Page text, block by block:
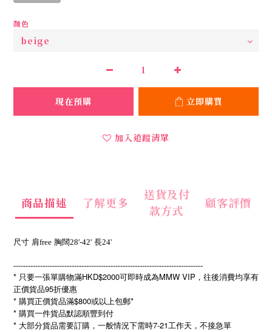
顏色
現在預購 立即購買
加入追蹤清單
商品描述 了解更多
送貨及付
款方式
顧客評價
尺寸 肩free 胸闊28'-42' 長24'
------------------------------------------------------------------------------
* 只要一張單購物滿HKD$2000可即時成為MMW VIP，往後消費均享有
正價貨品95折優惠
* 購買正價貨品滿$800或以上包郵*
* 購買一件貨品默認順豐到付
* 大部分貨品需要訂購，一般情況下需時7-21工作天，不接急單